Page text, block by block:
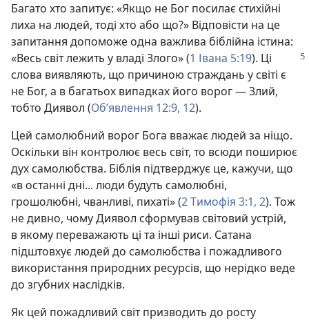
Багато хто запитує: «Якщо не Бог посилає стихійні
лиха на людей, тоді хто або що?» Відповісти на це
запитання допоможе одна важлива біблійна істина:
«Весь світ лежить у владі Злого» (1 Івана 5:19). Ці
слова виявляють, що причиною страждань у світі є
не Бог, а в багатьох випадках його ворог — Злий,
тобто Диявол (Об’явлення 12:9, 12).
Цей самолюбний ворог Бога вважає людей за ніщо.
Оскільки він контролює весь світ, то всюди поширює
дух самолюбства. Біблія підтверджує це, кажучи, що
«в останні дні... люди будуть самолюбні,
грошолюбні, чванливі, пихаті» (2 Тимофія 3:1, 2). Тож
не дивно, чому Диявол сформував світовий устрій,
в якому переважають ці та інші риси. Сатана
підштовхує людей до самолюбства і пожадливого
використання природних ресурсів, що нерідко веде
до згубних наслідків.
Як цей пожадливий світ призводить до росту